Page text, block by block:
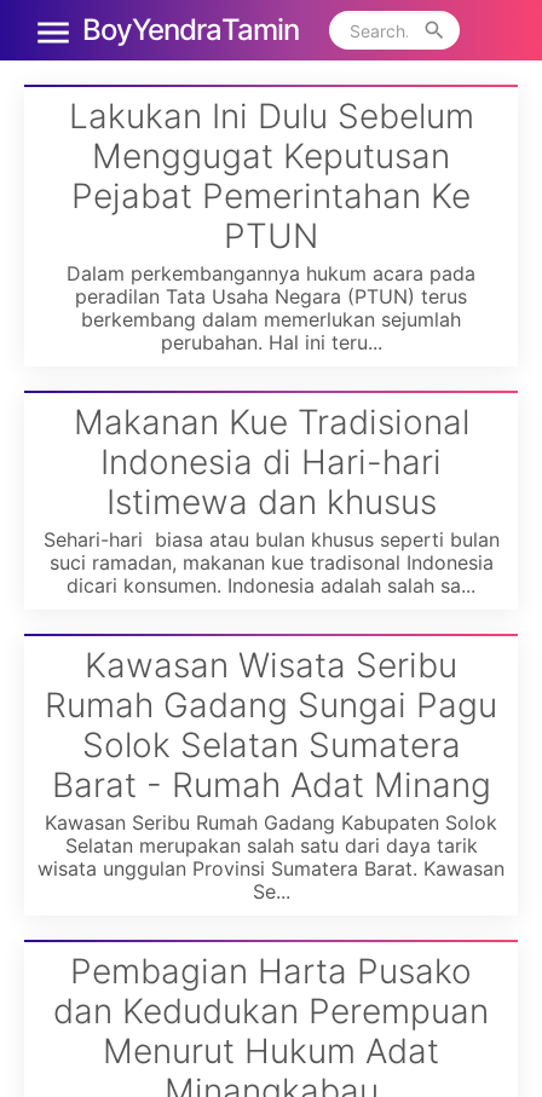
Boy Yendra Tamin
Lakukan Ini Dulu Sebelum
Menggugat Keputusan
Pejabat Pemerintahan Ke
PTUN
Dalam perkembangannya hukum acara pada
peradilan Tata Usaha Negara (PTUN) terus
berkembang dalam memerlukan sejumlah
perubahan. Hal ini teru...
Makanan Kue Tradisional
Indonesia di Hari-hari
Istimewa dan khusus
Sehari-hari biasa atau bulan khusus seperti bulan
suci ramadan, makanan kue tradisonal Indonesia
dicari konsumen. Indonesia adalah salah sa...
Kawasan Wisata Seribu
Rumah Gadang Sungai Pagu
Solok Selatan Sumatera
Barat - Rumah Adat Minang
Kawasan Seribu Rumah Gadang Kabupaten Solok
Selatan merupakan salah satu dari daya tarik
wisata unggulan Provinsi Sumatera Barat. Kawasan
Se...
Pembagian Harta Pusako
dan Kedudukan Perempuan
Menurut Hukum Adat